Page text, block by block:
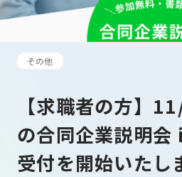
その他
【求職者の方】
の合同企業説明
受付を開始いたし